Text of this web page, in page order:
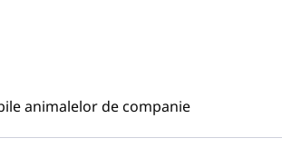
animalelor de companie